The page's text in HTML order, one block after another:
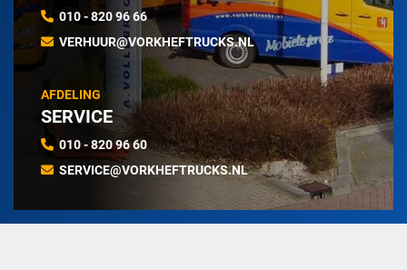
010 - 820 96 66
VERHUUR@VORKHEFTRUCKS.NL
AFDELING
SERVICE
010 - 820 96 60
SERVICE@VORKHEFTRUCKS.NL